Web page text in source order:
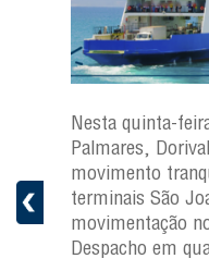
Nesta quinta-
Palmares,
movimento
terminais São
movimentação
Despacho em